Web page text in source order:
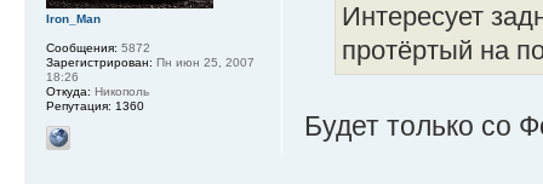
Интересует
протёртый на
Будет только со
Iron_Man
Сообщения: 5872
Зарегистрирован: Пн июн 25, 2007
18:26
Откуда: Никополь
Репутация: 1360